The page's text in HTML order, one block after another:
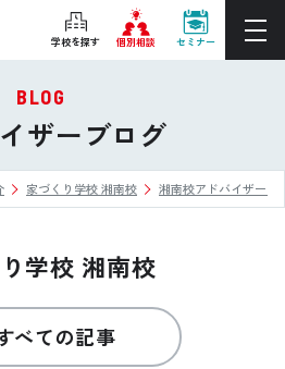
学校を探す 個別相談 セミナー
ぴったりの住宅会社をご提案
個別相談
悔しない家づくりをレクチャー
セミナーをみる
ご利用は無料！全国20校
BLOG
ザーブログ
家づくり学校 湘南校 湘南校アドバイザーブ
学校 湘南校
べての記事